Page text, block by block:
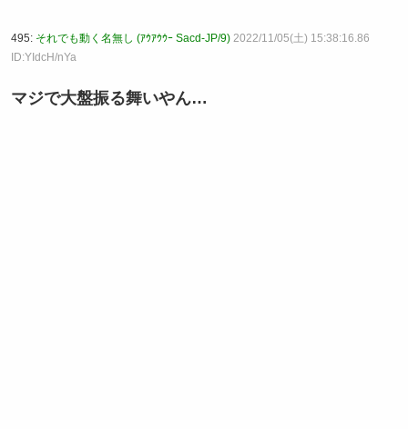
495: それでも動く名無し (ｱｳｱｳｳｰ Sacd-JP/9) 2022/11/05(土) 15:38:16.86
ID:YIdcH/nYa
マジで大盤振る舞いやん…